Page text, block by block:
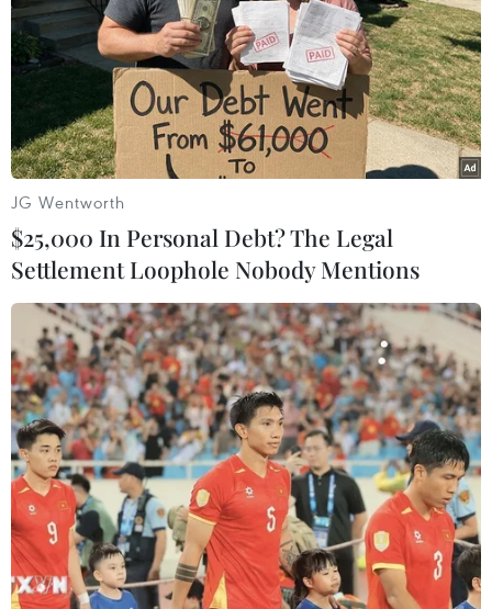
nước khác.
Nga sẵn sàng bán vũ khí cho Iran, Đức và
Mỹ hối thúc tuân thủ JCPOA
22/02/2021 22:36
Một quan chức thuộc Cơ quan Hợp tác Kỹ thuật-Quân
sự Liên bang Nga cho biết nếu Iran quan tâm đến việc
mua vũ khí của Nga sau khi lệnh cấm vận vũ khí được
JG Wentworth
$25,000 In Personal Debt? The Legal
Settlement Loophole Nobody Mentions